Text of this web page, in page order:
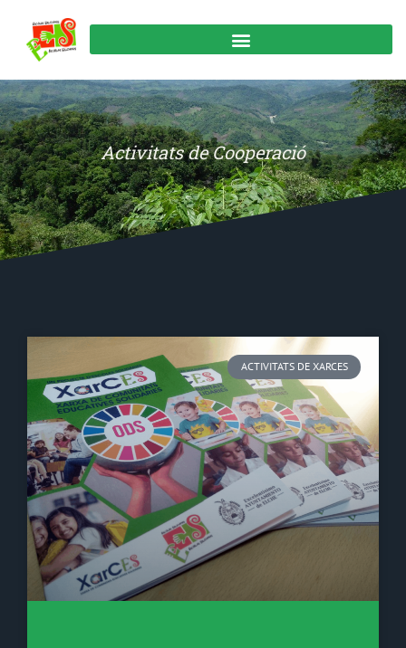
Activitats de Cooperació
ACTIVITATS DE XARCES